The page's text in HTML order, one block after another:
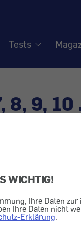
WICHTIG!
Ihre Daten zur
Ihre Daten nicht
Erklärung.
Tests
8, 9, 10